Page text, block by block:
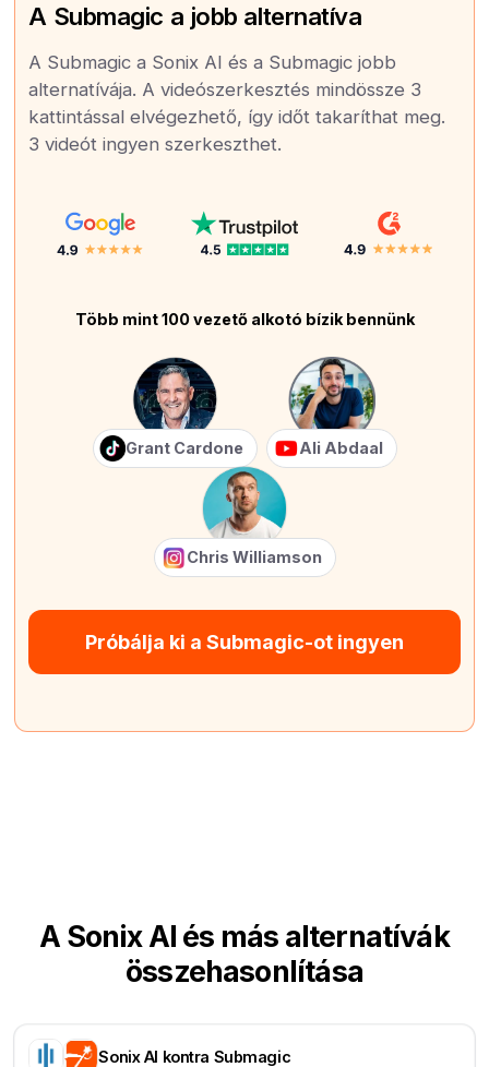
A Submagic a jobb alternatíva
A Submagic a Sonix AI és a Submagic jobb
alternatívája. A videószerkesztés mindössze 3
kattintással elvégezhető, így időt takaríthat meg.
3 videót ingyen szerkeszthet.
Több mint 100 vezető alkotó bízik bennünk
Grant Cardone Ali Abdaal
Chris Williamson
Próbálja ki a Submagic-ot ingyen
A Sonix AI és más alternatívák
összehasonlítása
Sonix AI kontra Submagic